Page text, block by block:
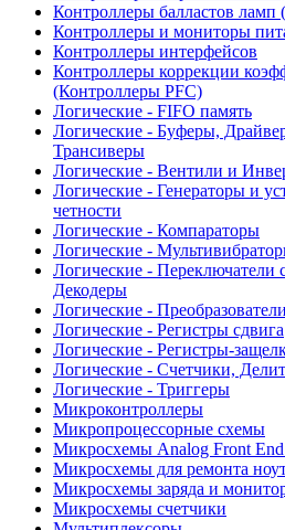
Контроллеры балластов
Контроллеры и мониторы
Контроллеры интерфейсов
Контроллеры коррекции
(Контроллеры PFC)
Логические - FIFO память
Логические - Буферы,
Трансиверы
Логические - Вентили и
Логические - Генераторы и
четности
Логические - Компараторы
Логические -
Логические - Переключатели
Декодеры
Логические -
Логические - Регистры сдвига
Логические - Регистры-
Логические - Счетчики,
Логические - Триггеры
Микроконтроллеры
Микропроцессорные схемы
Микросхемы Analog Front
Микросхемы для ремонта
Микросхемы заряда и
Микросхемы счетчики